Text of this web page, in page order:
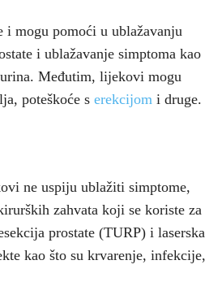
mogu pomoći u ublažavanju
i ublažavanje simptoma kao
Međutim, lijekovi mogu
poteškoće serekcijom i druge.
ne uspiju ublažiti simptome,
zahvata koji se koriste za
prostate (TURP) i laserska
kao što su krvarenje, infekcije,